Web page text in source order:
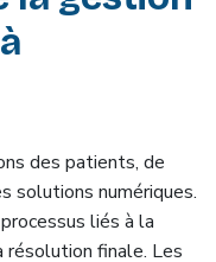
des patients, de
solutions numériques.
liés à la
résolution finale. Les